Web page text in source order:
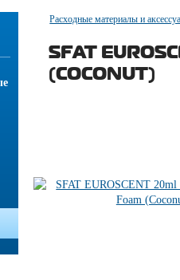
Расходные материалы и
SFAT
(COCONUT)